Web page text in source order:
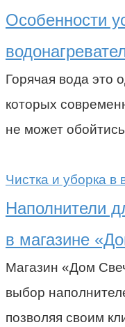
Особенности
Горячая вода это
которых
не может
Чистка и уборка в
Наполнители
в магазине
Магазин «Дом
выбор
позволяя своим